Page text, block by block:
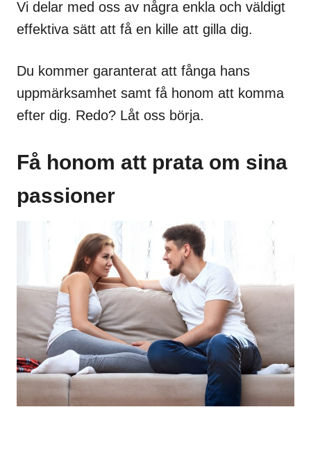
Vi delar med oss av några enkla och väldigt
effektiva sätt att få en kille att gilla dig.
Du kommer garanterat att fånga hans
uppmärksamhet samt få honom att komma
efter dig. Redo? Låt oss börja.
Få honom att prata om sina
passioner